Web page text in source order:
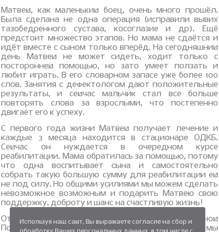
Матвей, как маленький боец, очень много прошёл.
Была сделана не одна операция (исправили вывих
тазобедренного сустава, косоглазие и др). Ещё
предстоит множество этапов. Но мама не сдаётся и
идёт вместе с сыном только вперёд. На сегодняшний
день Матвей не может сидеть, ходит только с
посторонней помощью, но зато умеет ползать и
любит играть. В его словарном запасе уже более 100
слов. Занятия с дефектологом дают положительные
результаты, и сейчас мальчик стал все больше
повторять слова за взрослыми, что постепенно
двигает его к успеху.
С первого года жизни Матвей получает лечение и
каждые 3 месяца находится в стационаре ОДКБ.
Сейчас он нуждается в очередном курсе
реабилитации. Мама обратилась за помощью, потому
что одна воспитывает сына и самостоятельно
собрать такую большую сумму для реабилитации ей
не под силу. Но общими усилиями мы можем сделать
невозможное возможным и подарить Матвею свою
поддержку, доброту и шанс на счастливую жизнь!
От лица Благотворительного Фонда Адресной
Помощи и семьи Матвея Черноиванова мы
Используя наш сайт, Вы выражаете согласие на сбор и